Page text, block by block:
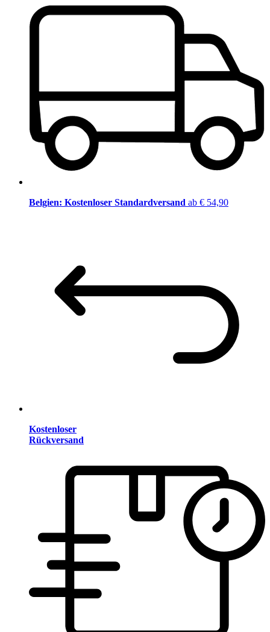
Belgien: Kostenloser Standardversand ab € 54,90
Kostenloser
Rückversand